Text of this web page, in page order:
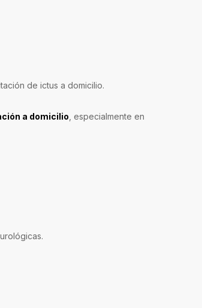
de ictus a domicilio.
a domicilio , especialmente en